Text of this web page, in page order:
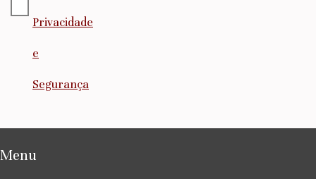
Privacidade
e
Segurança
Menu